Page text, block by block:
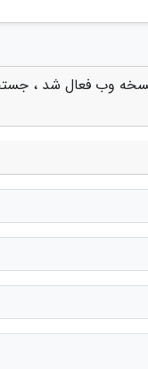
وب فعال شد ،